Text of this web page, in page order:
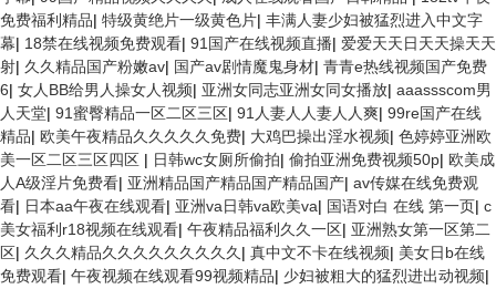
免费福利精品| 特级黄绝片一级黄色片| 丰满人妻少妇被猛烈进入中文字
幕| 18禁在线视频免费观看| 91国产在线视频直播| 爱爱天天日天天操天天
射| 久久精品国产粉嫩av| 国产av剧情魔鬼身材| 青青e热线视频国产免费
6| 女人BB给男人操女人视频| 亚洲女同志亚洲女同女播放| aaassscom男
人天堂| 91蜜臀精品一区二区三区| 91人妻人人妻人人爽| 99re国产在线
精品| 欧美午夜精品久久久久久免费| 大鸡巴操出淫水视频| 色婷婷亚洲欧
美一区二区三区四区 | 日韩wc女厕所偷拍| 偷拍亚洲免费视频50p| 欧美成
人A级淫片免费看| 亚洲精品国产精品国产精品国产| av传媒在线免费观
看| 日本aa午夜在线观看| 亚洲va日韩va欧美va| 国语对白 在线 第一页| c
美女福利r18视频在线观看| 午夜精品福利久久一区| 亚洲熟女第一区第二
区| 久久久精品久久久久久久久久久 | 真中文不卡在线视频| 美女日b在线
免费观看| 午夜视频在线观看99视频精品| 少妇被粗大的猛烈进出动视频|